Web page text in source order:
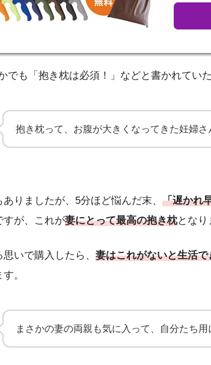
でも「抱き枕は必須！」などと書かれていた
抱き枕って、お腹が大きくなってきた妊婦さ
りましたが、5分ほど悩んだ末、 「遅かれ
すが、これが妻にとって最高の抱き枕となり
いで購入したら、 妻はこれがないと生活
。
まさかの妻の両親も気に入って、自分たち